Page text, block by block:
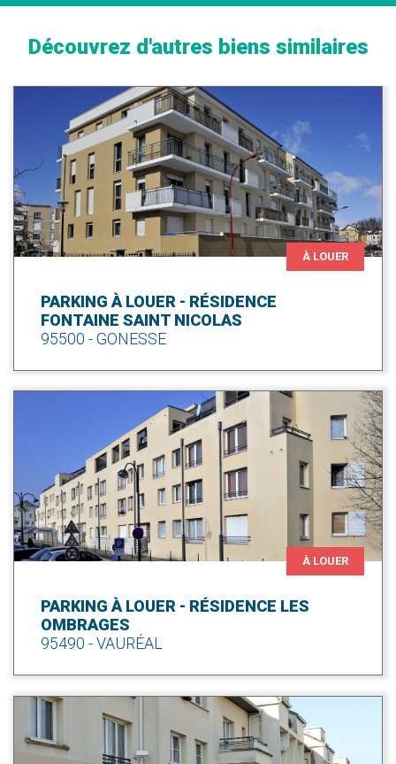
Découvrez d'autres biens similaires
À LOUER
PARKING À LOUER - RÉSIDENCE
FONTAINE SAINT NICOLAS
95500 - GONESSE
À LOUER
PARKING À LOUER - RÉSIDENCE LES
OMBRAGES
95490 - VAURÉAL